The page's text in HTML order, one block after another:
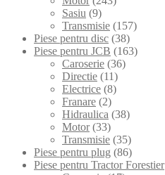
Sasiu (9)
Transmisie (157)
Piese pentru disc (38)
Piese pentru JCB (163)
Caroserie (36)
Directie (11)
Electrice (8)
Franare (2)
Hidraulica (38)
Motor (33)
Transmisie (35)
Piese pentru plug (86)
Piese pentru Tractor Forestier